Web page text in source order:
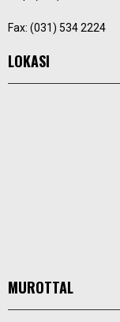
Fax: (031) 534 2224
LOKASI
MUROTTAL